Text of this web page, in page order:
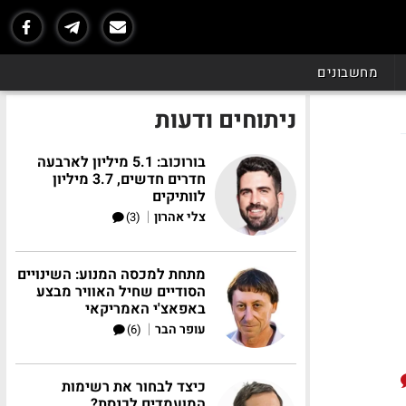
מחשבונים
ניתוחים ודעות
בורוכוב: 5.1 מיליון לארבעה
חדרים חדשים, 3.7 מיליון
לוותיקים
צלי אהרון |
(3)
מתחת למכסה המנוע: השינויים
הסודיים שחיל האוויר מבצע
באפאצ'י האמריקאי
עופר הבר |
(6)
כיצד לבחור את רשימות